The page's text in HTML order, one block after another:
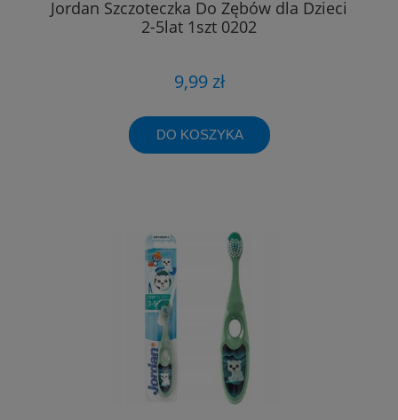
Jordan Szczoteczka Do Zębów dla Dzieci
2-5lat 1szt 0202
9,99 zł
DO KOSZYKA